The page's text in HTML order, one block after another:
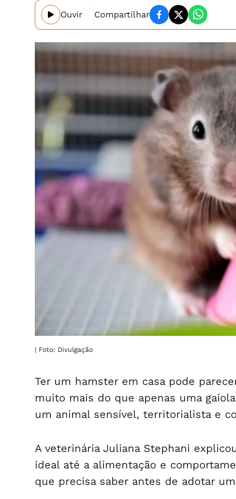
Ouvir Compartilhar
| Foto: Divulgação
Ter um hamster em casa pode
muito mais do que apenas uma
um animal sensível, territorialista e
A veterinária Juliana Stephani
ideal até a alimentação e
que precisa saber antes de adotar